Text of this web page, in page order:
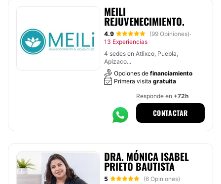
MEILI
REJUVENECIMIENTO.
4.9 (99 Opiniones)·
13 Experiencias
4 sedes en Atlixco, Puebla,
Apizaco...
Opciones de financiamiento
Primera visita gratuita
Responde en +72h
CONTACTAR
DRA. MÓNICA ISABEL
PRIETO BAUTISTA
5
(6 Opiniones)